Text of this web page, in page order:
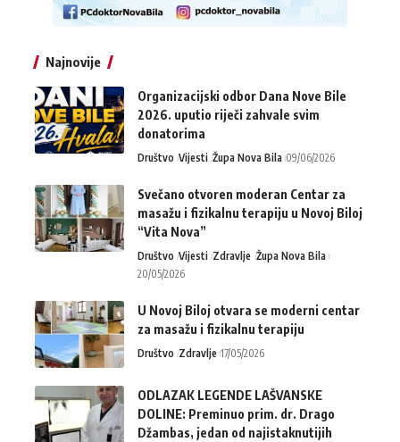
Najnovije
Organizacijski odbor Dana Nove Bile
2026. uputio riječi zahvale svim
donatorima
Društvo Vijesti Župa Nova Bila 09/06/2026
Svečano otvoren moderan Centar za
masažu i fizikalnu terapiju u Novoj Biloj
“Vita Nova”
Društvo Vijesti Zdravlje Župa Nova Bila
20/05/2026
U Novoj Biloj otvara se moderni centar
za masažu i fizikalnu terapiju
Društvo Zdravlje 17/05/2026
ODLAZAK LEGENDE LAŠVANSKE
DOLINE: Preminuo prim. dr. Drago
Džambas, jedan od najistaknutijih